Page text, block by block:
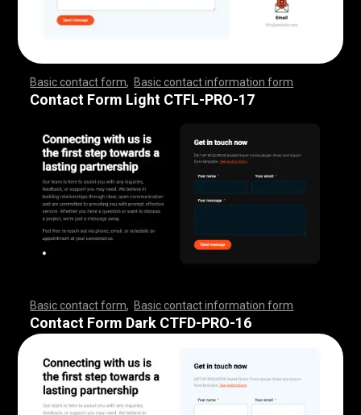
Basic contact form ,Basic contact information form
,,,,,,,,,,,,,,,,,,,,, ,,,,,,,,,,,,,,,,,,,,,,,,,,,,,,,,,,
,,,,,,,,,,,,,,,,,,,,, ,,,,,,,,,,,,,,,,,,,,,,,,,,,
Contact Form Light CTFL-PRO-17
Basic contact form Basic contact information form
,,,,,,,,,,,,,,,,,,,,, ,,,,,,,,,,,,,,,,,,,,,,,,,,,,,,,,,,
,,,,,,,,,,,,,,,,,,,,, ,,,,,,,,,,,,,,,,,,,,,,,,,,,
Contact Form Dark CTFD-PRO-16